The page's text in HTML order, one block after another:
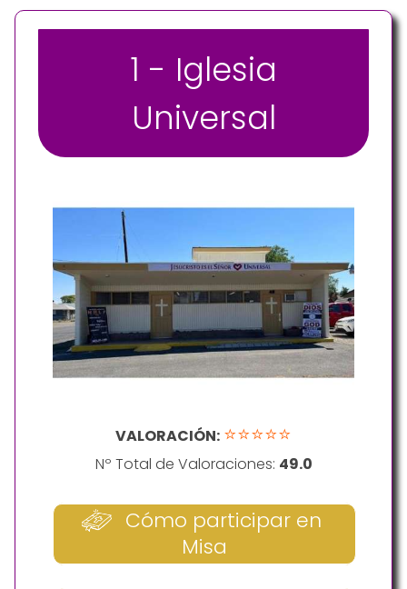
1 - Iglesia
Universal
VALORACIÓN: ⭐⭐⭐⭐⭐
Nº Total de Valoraciones: 49.0
Cómo participar en
Misa